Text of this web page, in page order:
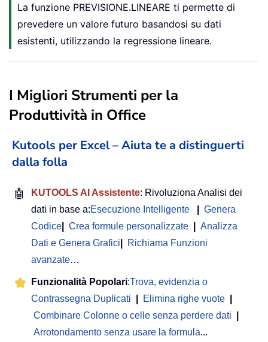
La funzione PREVISIONE.LINEARE ti permette di
prevedere un valore futuro basandosi su dati
esistenti, utilizzando la regressione lineare.
I Migliori Strumenti per la
Produttività in Office
Kutools per Excel – Aiuta te a distinguerti
dalla folla
🤖 KUTOOLS AI Assistente: Rivoluziona Analisi dei
dati in base a:Esecuzione Intelligente
Genera
Codice
Crea formule personalizzate
Analizza
Dati e Genera Grafici
Richiama Funzioni
avanzate…
Funzionalità Popolari:Trova, evidenzia o
Contrassegna Duplicati
Elimina righe vuote
Combinare Colonne o celle senza perdere dati
Arrotondamento senza usare la formula...